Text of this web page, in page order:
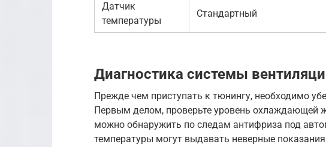
Датчик
температуры
Стандартный
Диагностика системы
Прежде чем приступать к тюнингу, необходимо
Первым делом, проверьте уровень охлаждающей
можно обнаружить по следам антифриза под
температуры могут выдавать неверные